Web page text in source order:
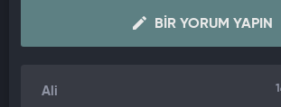
BIR YORUM YAPIN
Ali